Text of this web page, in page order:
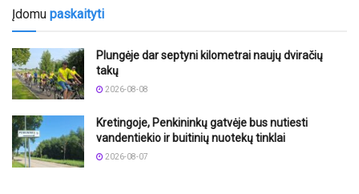
Įdomu paskaityti
Plungėje dar septyni kilometrai naujų dviračių
takų
2026-08-08
Kretingoje, Penkininkų gatvėje bus nutiesti
vandentiekio ir buitinių nuotekų tinklai
2026-08-07